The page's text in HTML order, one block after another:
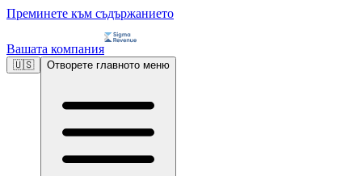
Преминете към съдържанието
Вашата компания
🇺🇸 Отворете главното меню